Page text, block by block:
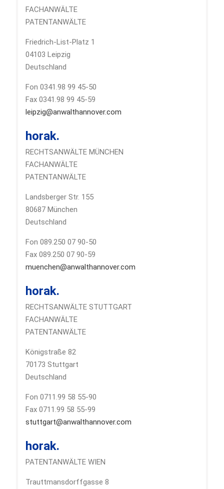
FACHANWÄLTE
PATENTANWÄLTE
Friedrich-List-Platz 1
04103 Leipzig
Deutschland
Fon 0341.98 99 45-50
Fax 0341.98 99 45-59
leipzig@anwalthannover.com
horak.
RECHTSANWÄLTE MÜNCHEN
FACHANWÄLTE
PATENTANWÄLTE
Landsberger Str. 155
80687 München
Deutschland
Fon 089.250 07 90-50
Fax 089.250 07 90-59
muenchen@anwalthannover.com
horak.
RECHTSANWÄLTE STUTTGART
FACHANWÄLTE
PATENTANWÄLTE
Königstraße 82
70173 Stuttgart
Deutschland
Fon 0711.99 58 55-90
Fax 0711.99 58 55-99
stuttgart@anwalthannover.com
horak.
PATENTANWÄLTE WIEN
Trauttmansdorffgasse 8